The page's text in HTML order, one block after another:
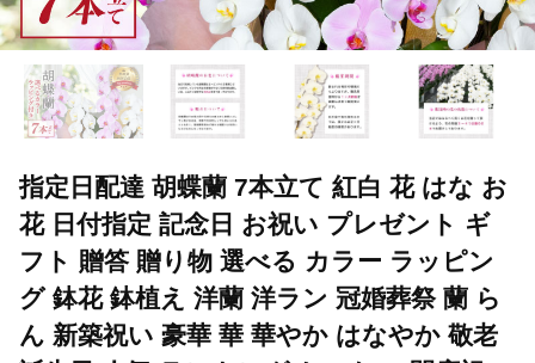
指定日配達 胡蝶蘭 7本立て 紅白 花 はな お
花 日付指定 記念日 お祝い プレゼント ギ
フト 贈答 贈り物 選べる カラー ラッピン
グ 鉢花 鉢植え 洋蘭 洋ラン 冠婚葬祭 蘭 ら
ん 新築祝い 豪華 華 華やか はなやか 敬老